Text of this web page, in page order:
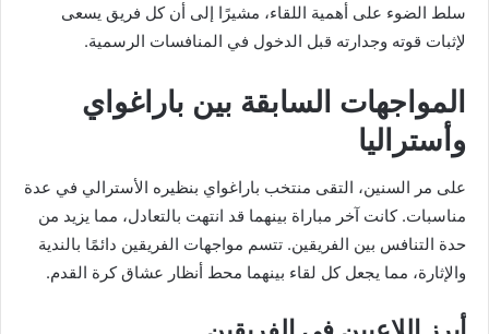
سلط الضوء على أهمية اللقاء، مشيرًا إلى أن كل فريق يسعى
لإثبات قوته وجدارته قبل الدخول في المنافسات الرسمية.
المواجهات السابقة بين باراغواي
وأستراليا
على مر السنين، التقى منتخب باراغواي بنظيره الأسترالي في عدة
مناسبات. كانت آخر مباراة بينهما قد انتهت بالتعادل، مما يزيد من
حدة التنافس بين الفريقين. تتسم مواجهات الفريقين دائمًا بالندية
والإثارة، مما يجعل كل لقاء بينهما محط أنظار عشاق كرة القدم.